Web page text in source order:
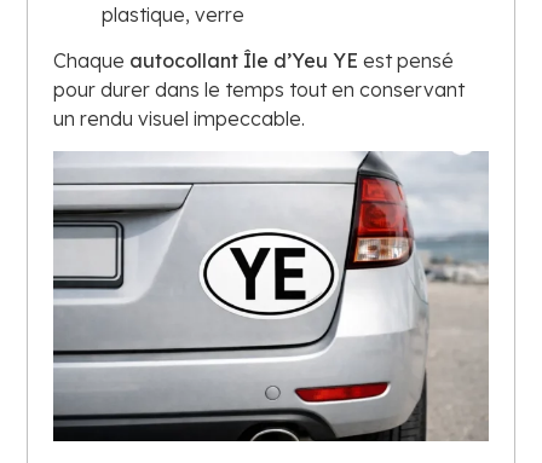
plastique, verre
Chaque autocollant Île d’Yeu YE est pensé
pour durer dans le temps tout en conservant
un rendu visuel impeccable.